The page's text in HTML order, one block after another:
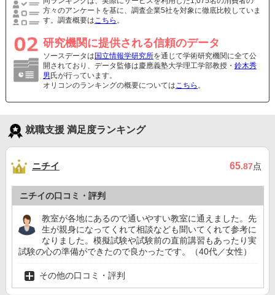
方々のアンケートを基に、調査企業5社を対象に徹底比較していま
す。調査概要はこちら 。
研究機関に提供される信頼のデータ
ソースデータは 国立情報学研究所を通じて学術研究機関に全て公
開されており、データ監修は慶應義塾大学理工学部教授・ 鈴木秀
男 氏が行っています。
オリコンのランキングの概要についてはこちら 。
就職支援 満足度ランキング
ニチイ 65.87点
ニチイの口コミ・評判
教室が各地にあるので通いやすい教室に通えました。先
生が親身になってくれて相談なども聞いてくれて参考に
なりました。模擬試験や試験前の直前講習もあったり実
試験の心の準備ができたので良かったです。（40代／女性）
その他の口コミ・評判